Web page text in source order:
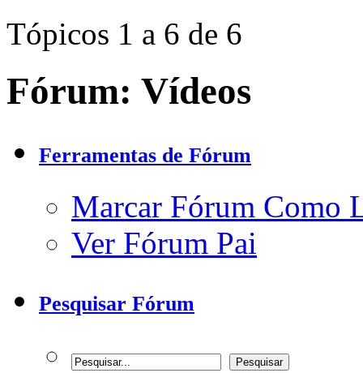
Tópicos 1 a 6 de 6
Fórum: Vídeos
Ferramentas de Fórum
Marcar Fórum Como
Ver Fórum Pai
Pesquisar Fórum